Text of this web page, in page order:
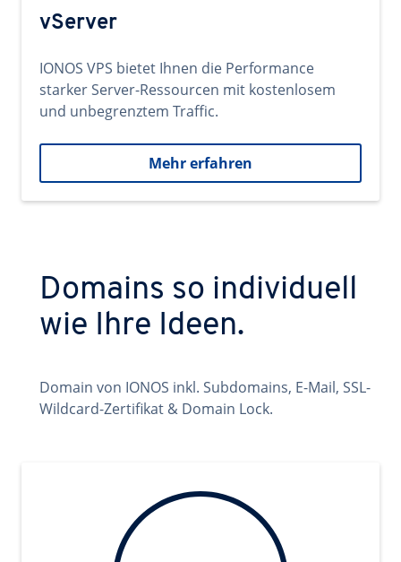
vServer
IONOS VPS bietet Ihnen die Performance
starker Server-Ressourcen mit kostenlosem
und unbegrenztem Traffic.
Mehr erfahren
Domains so individuell
wie Ihre Ideen.
Domain von IONOS inkl. Subdomains, E-Mail, SSL-
Wildcard-Zertifikat & Domain Lock.